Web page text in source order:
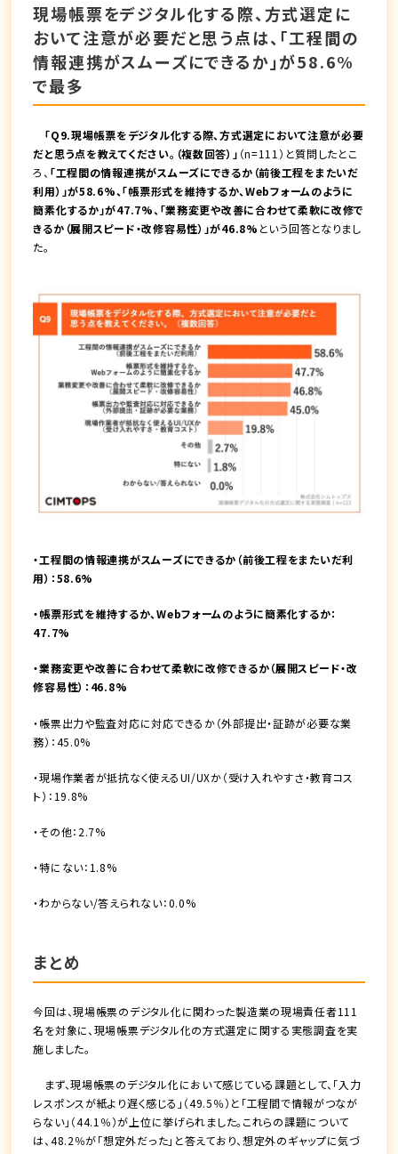
現場帳票をデジタル化する際、方式選定に
おいて注意が必要だと思う点は、「工程間の
情報連携がスムーズにできるか」が58.6%
で最多
「Q9.現場帳票をデジタル化する際、方式選定において注意が必要
だと思う点を教えてください。（複数回答）」 （n=111）と質問したとこ
ろ、 「工程間の情報連携がスムーズにできるか（前後工程をまたいだ
利用）」が58.6%、「帳票形式を維持するか、Webフォームのように
簡素化するか」が47.7%、「業務変更や改善に合わせて柔軟に改修で
きるか（展開スピード・改修容易性）」が46.8% という回答となりまし
た。
・工程間の情報連携がスムーズにできるか（前後工程をまたいだ利
用）：58.6%
・帳票形式を維持するか、Webフォームのように簡素化するか：
47.7%
・業務変更や改善に合わせて柔軟に改修できるか（展開スピード・改
修容易性）：46.8%
・帳票出力や監査対応に対応できるか（外部提出・証跡が必要な業
務）：45.0%
・現場作業者が抵抗なく使えるUI/UXか（受け入れやすさ・教育コス
ト）：19.8%
・その他：2.7%
・特にない：1.8%
・わからない/答えられない：0.0%
まとめ
今回は、現場帳票のデジタル化に関わった製造業の現場責任者111
名を対象に、現場帳票デジタル化の方式選定に関する実態調査を実
施しました。
まず、現場帳票のデジタル化において感じている課題として、「入力
レスポンスが紙より遅く感じる」（49.5％）と「工程間で情報がつなが
らない」（44.1％）が上位に挙げられました。これらの課題について
は、48.2％が「想定外だった」と答えており、想定外のギャップに気づ